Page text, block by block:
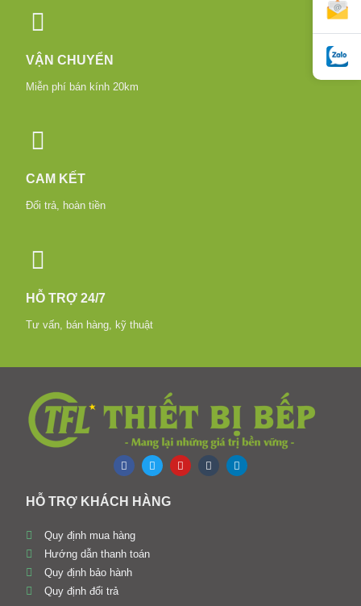
VẬN CHUYỂN
Miễn phí bán kính 20km
CAM KẾT
Đổi trả, hoàn tiền
HỖ TRỢ 24/7
Tư vấn, bán hàng, kỹ thuật
HỖ TRỢ KHÁCH HÀNG
Quy định mua hàng
Hướng dẫn thanh toán
Quy định bảo hành
Quy định đổi trả